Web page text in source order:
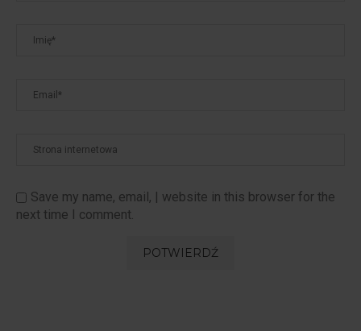
Save my name, email, | website in this browser for the
next time I comment.